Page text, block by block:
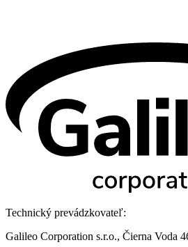
Technický prevádzkovateľ:
Galileo Corporation s.r.o., Čierna Voda